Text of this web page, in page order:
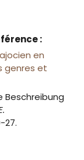
:
en
genres et
Beschreibung
27.